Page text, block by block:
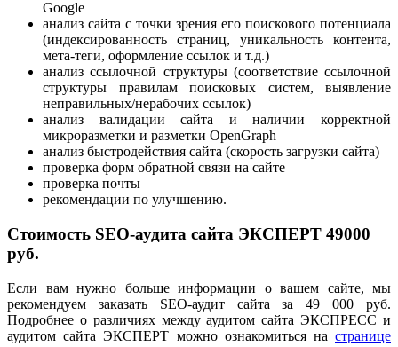
Google
анализ сайта с точки зрения его поискового потенциала
(индексированность страниц, уникальность контента,
мета-теги, оформление ссылок и т.д.)
анализ ссылочной структуры (соответствие ссылочной
структуры правилам поисковых систем, выявление
неправильных/нерабочих ссылок)
анализ валидации сайта и наличии корректной
микроразметки и разметки OpenGraph
анализ быстродействия сайта (скорость загрузки сайта)
проверка форм обратной связи на сайте
проверка почты
рекомендации по улучшению.
Стоимость SEO-аудита сайта ЭКСПЕРТ 49000
руб.
Если вам нужно больше информации о вашем сайте, мы
рекомендуем заказать SEO-аудит сайта за 49 000 руб.
Подробнее о различиях между аудитом сайта ЭКСПРЕСС и
аудитом сайта ЭКСПЕРТ можно ознакомиться на странице